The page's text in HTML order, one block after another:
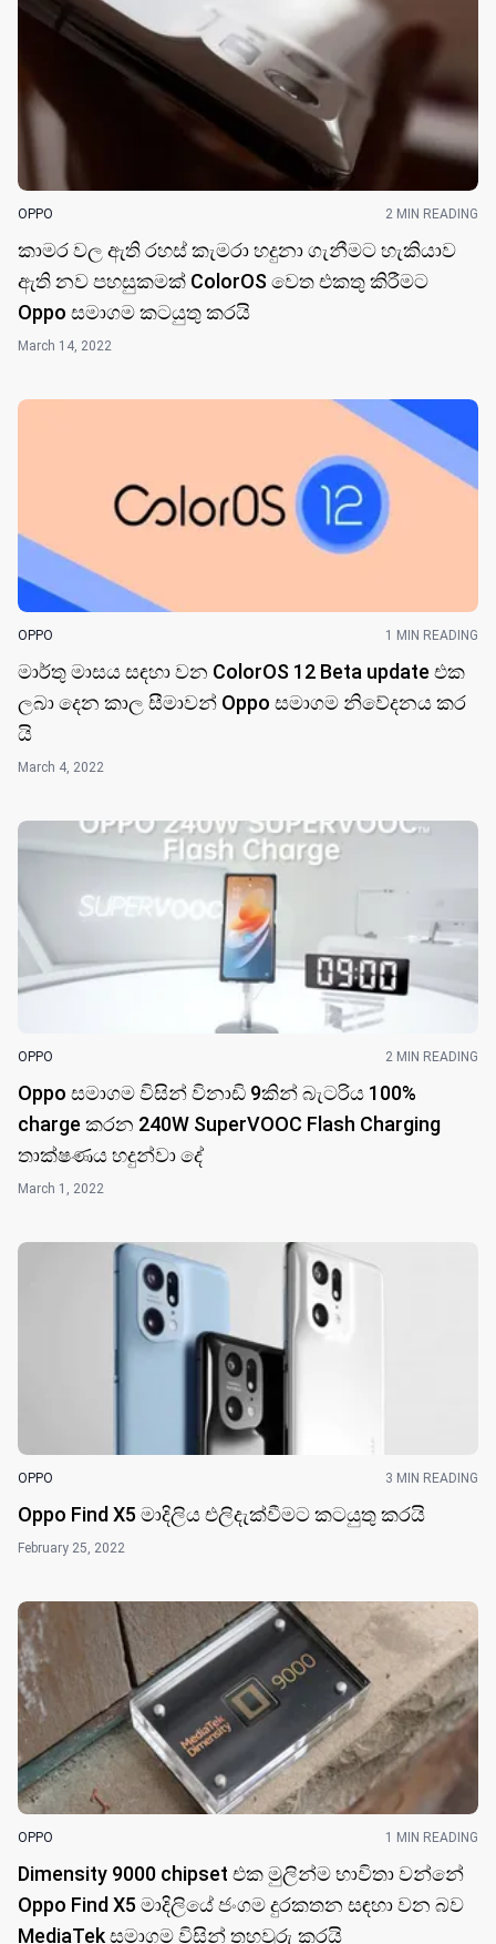
OPPO 2 MIN READING
කාමර වල ඇති රහස් කැමරා හදුනා ගැනීමට හැකියාව
ඇති නව පහසුකමක් ColorOS වෙත එකතු කිරීමට
Oppo සමාගම කටයුතු කර​යි
March 14, 2022
OPPO 1 MIN READING
මාර්තු මාසය සඳහා වන ColorOS 12 Beta update එක
ලබා දෙන කාල සීමාවන් Oppo සමාගම නිවේදනය කර​
යි
March 4, 2022
OPPO 2 MIN READING
Oppo සමාගම විසින් විනා​ඩි 9කින් බැටරිය 100%
charge කරන 240W SuperVOOC Flash Charging
තාක්ෂණය හදුන්වා ​දේ
March 1, 2022
OPPO 3 MIN READING
Oppo Find X5 මාදිලිය එලිදැක්වීමට කටයුතු කරයි
February 25, 2022
OPPO 1 MIN READING
Dimensity 9000 chipset එක මුලින්ම භාවිතා වන්නේ
Oppo Find X5 මාදිලියේ ජංගම දුරකතන සඳහා ව​න බව
MediaTek සමාගම විසින් තහවුරු කර​යි